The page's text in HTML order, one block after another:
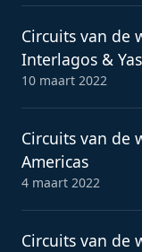
Circuits van de
Interlagos &
10 maart 2022
Circuits van de
Americas
4 maart 2022
Circuits van de